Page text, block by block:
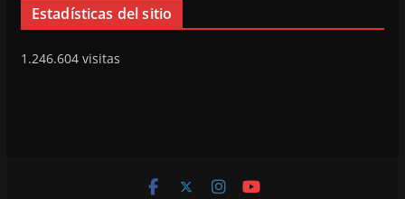
Estadísticas del sitio
1.246.604 visitas